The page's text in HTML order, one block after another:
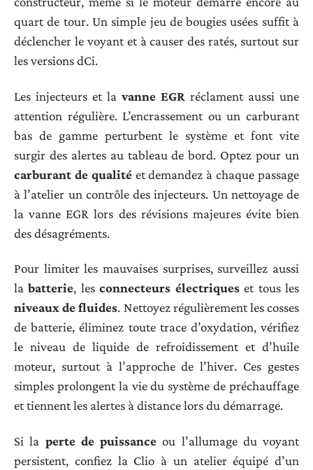
quart de tour. Un simple jeu de bougies usées suffit à
déclencher le voyant et à causer des ratés, surtout sur
les versions dCi.
Les injecteurs et la vanne EGR réclament aussi une
attention régulière. L’encrassement ou un carburant
bas de gamme perturbent le système et font vite
surgir des alertes au tableau de bord. Optez pour un
carburant de qualitéet demandez à chaque passage
à l’atelier un contrôle des injecteurs. Un nettoyage de
la vanne EGR lors des révisions majeures évite bien
des désagréments.
Pour limiter les mauvaises surprises, surveillez aussi
labatterie, lesconnecteurs électriqueset tous les
niveaux de fluides. Nettoyez régulièrement les cosses
de batterie, éliminez toute trace d’oxydation, vérifiez
le niveau de liquide de refroidissement et d’huile
moteur, surtout à l’approche de l’hiver. Ces gestes
simples prolongent la vie du système de préchauffage
et tiennent les alertes à distance lors du démarrage.
Si la perte de puissance ou l’allumage du voyant
persistent, confiez la Clio à un atelier équipé d’un